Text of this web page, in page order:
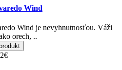
Wind
Wind je nevyhnutnosťou. Váži
orech, ..